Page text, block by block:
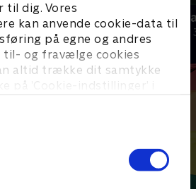
til dig. Vores
kan anvende cookie-data til
på egne og andres
til- og fravælge cookies
altid trække dit samtykke
på ’Cookie-indstillinger’ i
Nytår hos
2018 • Livsstil